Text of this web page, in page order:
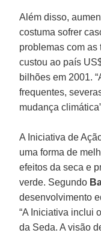
Além disso,
costuma sofrer
problemas com as
custou ao país
bilhões em 2001.
frequentes,
mudança
A Iniciativa de
uma forma de
efeitos da seca e
verde. Segundo
desenvolvimento
“A Iniciativa inclui
da Seda. A visão